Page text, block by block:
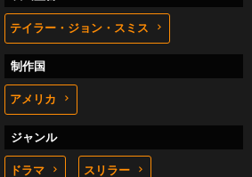
テイラー・ジョン・スミス
制作国
アメリカ
ジャンル
ドラマ スリラー